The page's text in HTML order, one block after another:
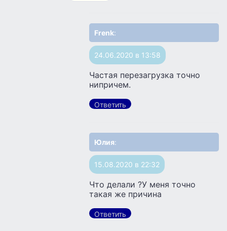
Frenk:
24.06.2020 в 13:58
Частая перезагрузка точно
нипричем.
Ответить
Юлия:
15.08.2020 в 22:32
Что делали ?У меня точно
такая же причина
Ответить